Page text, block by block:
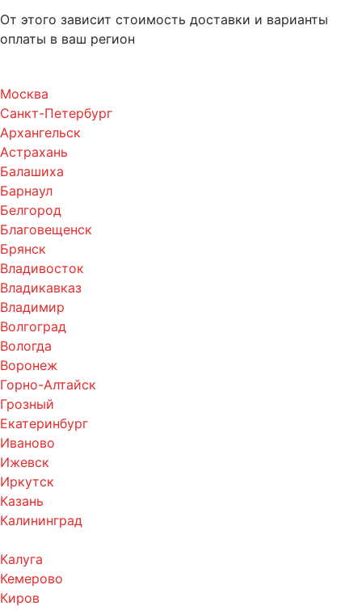
От этого зависит стоимость доставки и варианты
оплаты в ваш регион
Москва
Санкт-Петербург
Архангельск
Астрахань
Балашиха
Барнаул
Белгород
Благовещенск
Брянск
Владивосток
Владикавказ
Владимир
Волгоград
Вологда
Воронеж
Горно-Алтайск
Грозный
Екатеринбург
Иваново
Ижевск
Иркутск
Казань
Калининград
Калуга
Кемерово
Киров